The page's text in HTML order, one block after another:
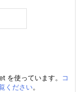
を使っています。
コ
ください。